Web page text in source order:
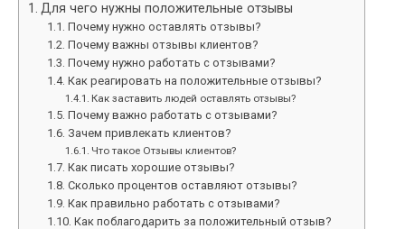
Для чего нужны положительные отзывы
Почему нужно оставлять отзывы?
Почему важны отзывы клиентов?
Почему нужно работать с отзывами?
Как реагировать на положительные отзывы?
Как заставить людей оставлять отзывы?
Почему важно работать с отзывами?
Зачем привлекать клиентов?
Что такое Отзывы клиентов?
Как писать хорошие отзывы?
Сколько процентов оставляют отзывы?
Как правильно работать с отзывами?
Как поблагодарить за положительный отзыв?